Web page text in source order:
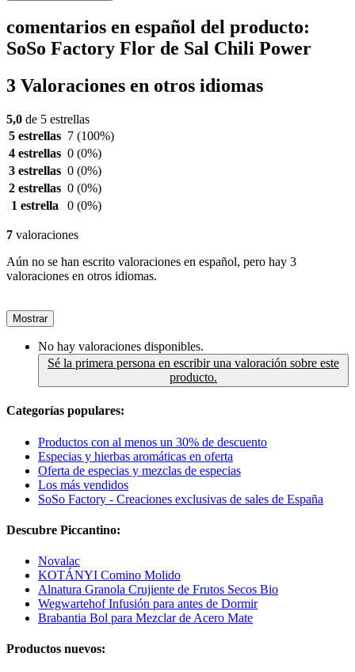
comentarios en español del producto:
SoSo Factory Flor de Sal Chili Power
3 Valoraciones en otros idiomas
5,0 de 5 estrellas
5 estrellas 7 (100%)
4 estrellas 0 (0%)
3 estrellas 0 (0%)
2 estrellas 0 (0%)
1 estrella
0 (0%)
7 valoraciones
Aún no se han escrito valoraciones en español, pero hay 3
valoraciones en otros idiomas.
Mostrar
No hay valoraciones disponibles.
Sé la primera persona en escribir una valoración sobre este
producto.
Categorías populares:
Productos con al menos un 30% de descuento
Especias y hierbas aromáticas en oferta
Oferta de especias y mezclas de especias
Los más vendidos
SoSo Factory - Creaciones exclusivas de sales de España
Descubre Piccantino:
Novalac
KOTÁNYI Comino Molido
Alnatura Granola Crujiente de Frutos Secos Bio
Wegwartehof Infusión para antes de Dormir
Brabantia Bol para Mezclar de Acero Mate
Productos nuevos: